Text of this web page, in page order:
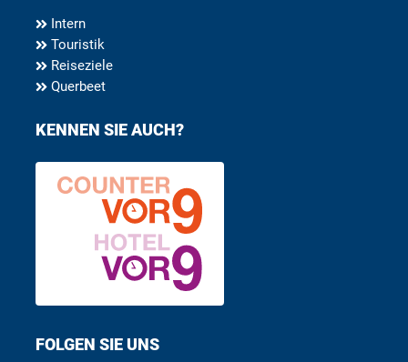
Intern
Touristik
Reiseziele
Querbeet
KENNEN SIE AUCH?
FOLGEN SIE UNS